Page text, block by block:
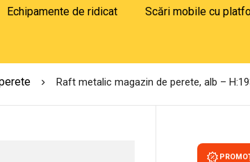
Echipamente de ridicat Scări mobile cu
Raft metalic magazin de perete, alb –